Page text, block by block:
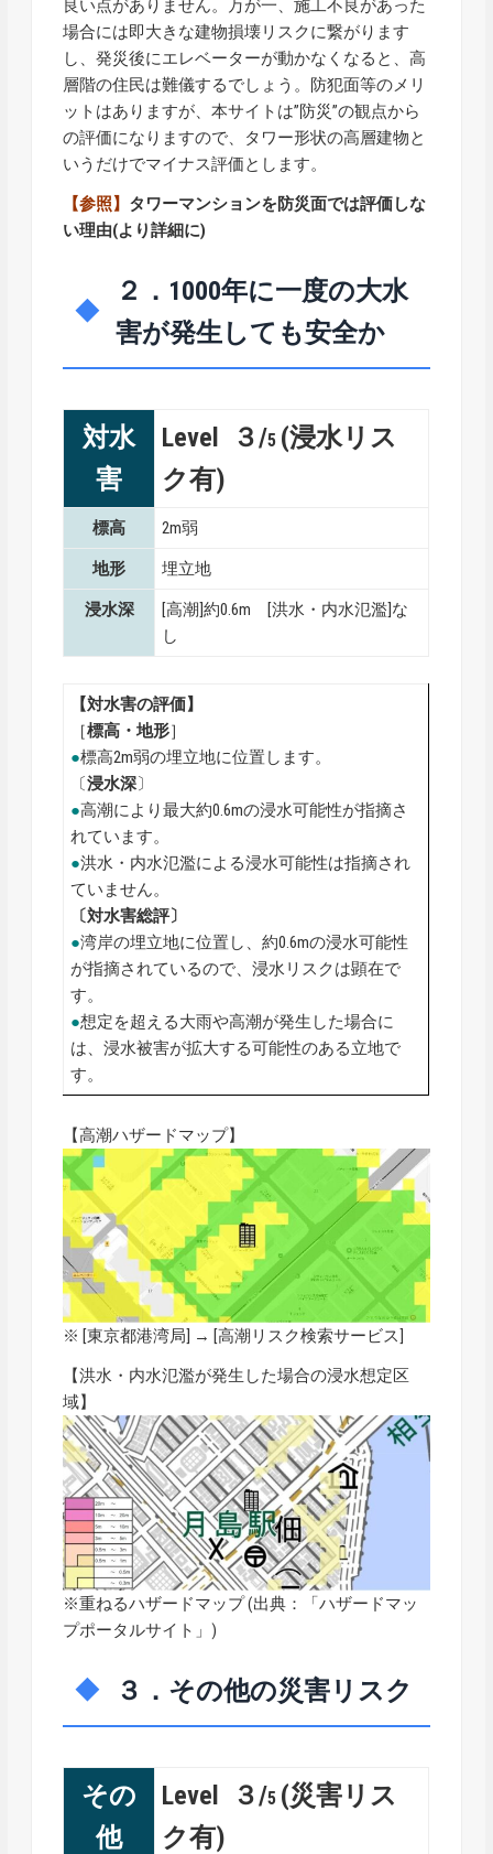
良い点がありません。万が一、施工不良があった
場合には即大きな建物損壊リスクに繋がります
し、発災後にエレベーターが動かなくなると、高
層階の住民は難儀するでしょう。防犯面等のメリ
ットはありますが、本サイトは”防災”の観点から
の評価になりますので、タワー形状の高層建物と
いうだけでマイナス評価とします。
【参照】 タワーマンションを防災面では評価しな
い理由(より詳細に)
２．1000年に一度の大水
害が発生しても安全か
対水
害
Level ３/5 (浸水リス
ク有)
標高 2m弱
地形 埋立地
浸水深
[高潮]約0.6m [洪水・内水氾濫]な
し
【対水害の評価】
［標高・地形］
●標高2m弱の埋立地に位置します。
〔浸水深〕
●高潮により最大約0.6mの浸水可能性が指摘さ
れています。
●洪水・内水氾濫による浸水可能性は指摘され
ていません。
〔対水害総評〕
●湾岸の埋立地に位置し、約0.6mの浸水可能性
が指摘されているので、浸水リスクは顕在で
す。
●想定を超える大雨や高潮が発生した場合に
は、浸水被害が拡大する可能性のある立地で
す。
【高潮ハザードマップ】
※ [東京都港湾局] → [高潮リスク検索サービス]
【洪水・内水氾濫が発生した場合の浸水想定区
域】
※重ねるハザードマップ (出典：「ハザードマッ
プポータルサイト 」)
３．その他の災害リスク
その
他
Level ３/5 (災害リス
ク有)